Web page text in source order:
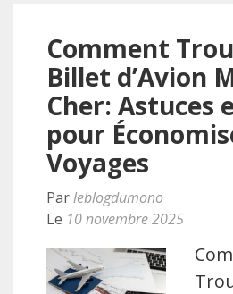
Comment
Billet d’Avion
Cher: Astuces
pour
Voyages
Parleblogdumono
Le 10 novembre 2025